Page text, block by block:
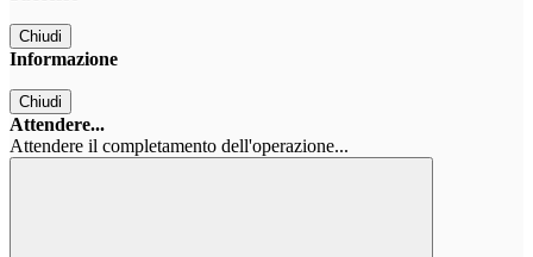
Chiudi
Informazione
Chiudi
Attendere...
Attendere il completamento dell'operazione...